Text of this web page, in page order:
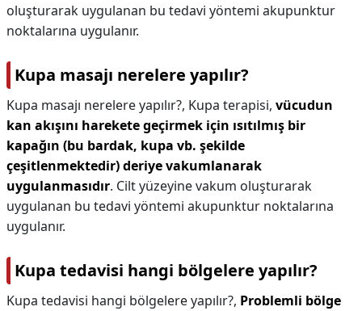
oluşturarak uygulanan bu tedavi yöntemi akupunktur
noktalarına uygulanır.
Kupa masajı nerelere yapılır?
Kupa masajı nerelere yapılır?, Kupa terapisi, vücudun
kan akışını harekete geçirmek için ısıtılmış bir
kapağın (bu bardak, kupa vb. şekilde
çeşitlenmektedir) deriye vakumlanarak
uygulanmasıdır. Cilt yüzeyine vakum oluşturarak
uygulanan bu tedavi yöntemi akupunktur noktalarına
uygulanır.
Kupa tedavisi hangi bölgelere yapılır?
Kupa tedavisi hangi bölgelere yapılır?, Problemli bölge